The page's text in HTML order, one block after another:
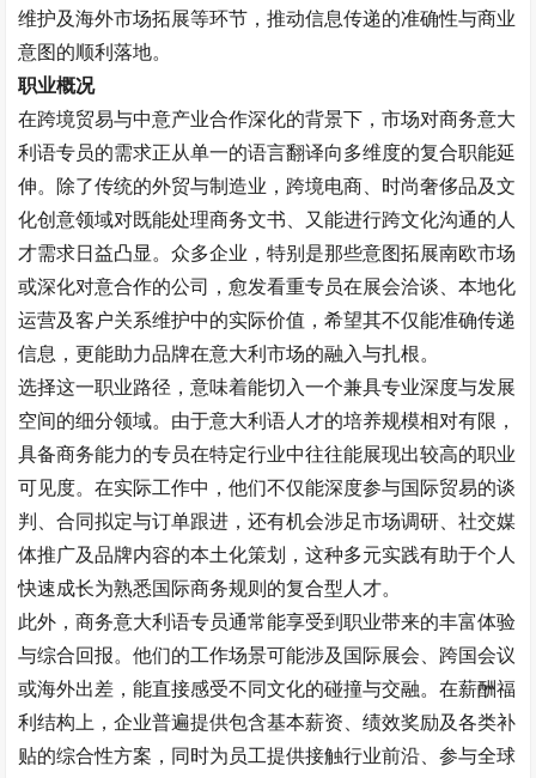
维护及海外市场拓展等环节，推动信息传递的准确性与商业
意图的顺利落地。
职业概况
在跨境贸易与中意产业合作深化的背景下，市场对商务意大
利语专员的需求正从单一的语言翻译向多维度的复合职能延
伸。除了传统的外贸与制造业，跨境电商、时尚奢侈品及文
化创意领域对既能处理商务文书、又能进行跨文化沟通的人
才需求日益凸显。众多企业，特别是那些意图拓展南欧市场
或深化对意合作的公司，愈发看重专员在展会洽谈、本地化
运营及客户关系维护中的实际价值，希望其不仅能准确传递
信息，更能助力品牌在意大利市场的融入与扎根。
选择这一职业路径，意味着能切入一个兼具专业深度与发展
空间的细分领域。由于意大利语人才的培养规模相对有限，
具备商务能力的专员在特定行业中往往能展现出较高的职业
可见度。在实际工作中，他们不仅能深度参与国际贸易的谈
判、合同拟定与订单跟进，还有机会涉足市场调研、社交媒
体推广及品牌内容的本土化策划，这种多元实践有助于个人
快速成长为熟悉国际商务规则的复合型人才。
此外，商务意大利语专员通常能享受到职业带来的丰富体验
与综合回报。他们的工作场景可能涉及国际展会、跨国会议
或海外出差，能直接感受不同文化的碰撞与交融。在薪酬福
利结构上，企业普遍提供包含基本薪资、绩效奖励及各类补
贴的综合性方案，同时为员工提供接触行业前沿、参与全球